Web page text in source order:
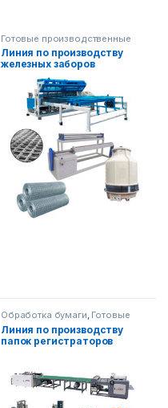
Готовые производственные
линии
Металлообрабатывающее
оборудование
Линия по производству
железных заборов
Обработка бумаги, Готовые
производственные линии
Линия по производству
папок регистраторов